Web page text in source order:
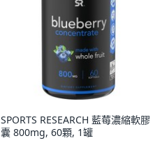
SPORTS RESEARCH 藍莓濃縮軟膠
囊 800mg, 60顆, 1罐